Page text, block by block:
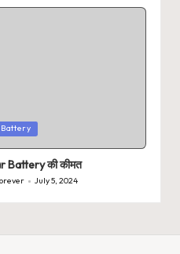
Battery की कीमत
July 5, 2024